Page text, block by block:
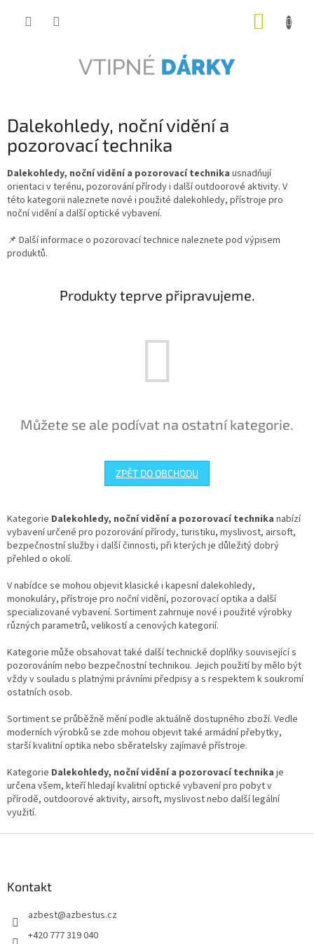
Dalekohledy, noční vidění a
pozorovací technika
Dalekohledy, noční vidění a pozorovací technika usnadňují
orientaci v terénu, pozorování přírody i další outdoorové aktivity. V
této kategorii naleznete nové i použité dalekohledy, přístroje pro
noční vidění a další optické vybavení.
📌 Další informace o pozorovací technice naleznete pod výpisem
produktů.
Produkty teprve připravujeme.
Můžete se ale podívat na ostatní kategorie.
ZPĚT DO OBCHODU
Kategorie Dalekohledy, noční vidění a pozorovací technika nabízí
vybavení určené pro pozorování přírody, turistiku, myslivost, airsoft,
bezpečnostní služby i další činnosti, při kterých je důležitý dobrý
přehled o okolí.
V nabídce se mohou objevit klasické i kapesní dalekohledy,
monokuláry, přístroje pro noční vidění, pozorovací optika a další
specializované vybavení. Sortiment zahrnuje nové i použité výrobky
různých parametrů, velikostí a cenových kategorií.
Kategorie může obsahovat také další technické doplňky související s
pozorováním nebo bezpečnostní technikou. Jejich použití by mělo být
vždy v souladu s platnými právními předpisy a s respektem k soukromí
ostatních osob.
Sortiment se průběžně mění podle aktuálně dostupného zboží. Vedle
moderních výrobků se zde mohou objevit také armádní přebytky,
starší kvalitní optika nebo sběratelsky zajímavé přístroje.
Kategorie Dalekohledy, noční vidění a pozorovací technika je
určena všem, kteří hledají kvalitní optické vybavení pro pobyt v
přírodě, outdoorové aktivity, airsoft, myslivost nebo další legální
využití.
Kontakt
azbest@azbestus.cz
+420 777 319 040